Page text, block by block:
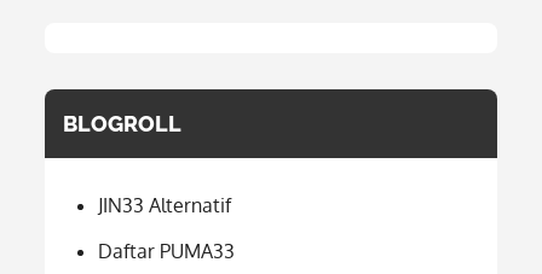
BLOGROLL
JIN33 Alternatif
Daftar PUMA33